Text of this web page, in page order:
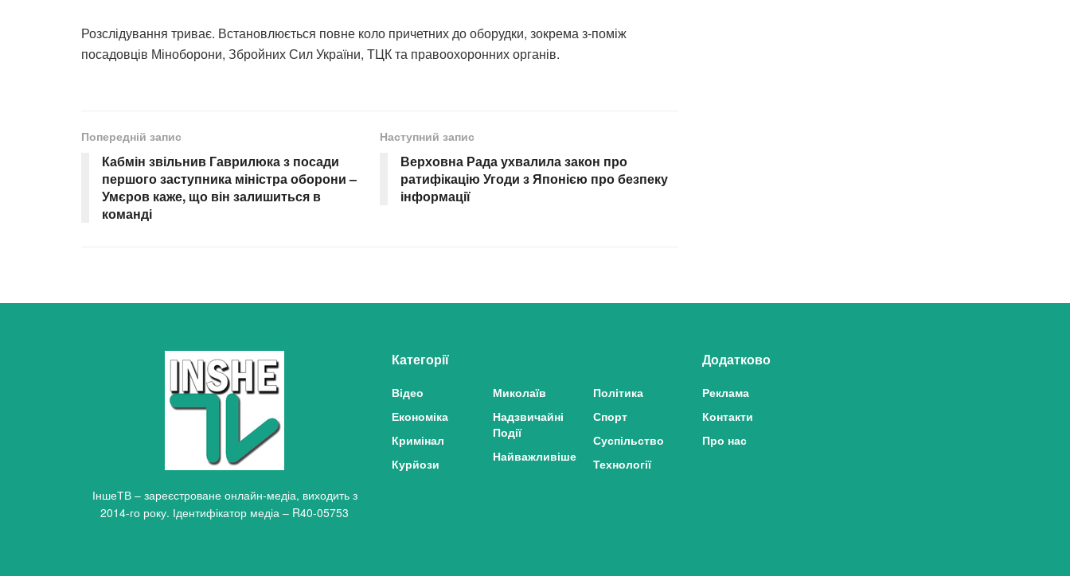
Розслідування триває. Встановлюється повне коло причетних до оборудки, зокрема з-поміж
посадовців Міноборони, Збройних Сил України, ТЦК та правоохоронних органів.
Попередній запис
Кабмін звільнив Гаврилюка з посади
першого заступника міністра оборони –
Умєров каже, що він залишиться в
команді
Наступний запис
Верховна Рада ухвалила закон про
ратифікацію Угоди з Японією про безпеку
інформації
ІншеТВ – зареєстроване онлайн-медіа, виходить з
2014-го року. Ідентифікатор медіа – R40-05753
Категорії
Відео
Економіка
Кримінал
Курйози
Миколаїв
Надзвичайні
Події
Найважливіше
Політика
Спорт
Суспільство
Технології
Додатково
Реклама
Контакти
Про нас